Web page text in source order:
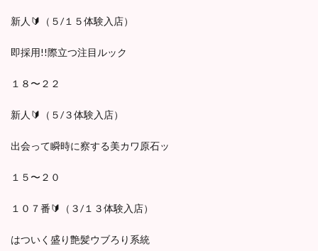
新人🔰（５/１５体験入店）
即採用!!際立つ注目ルック
１８〜２２
新人🔰（５/３体験入店）
出会って瞬時に察する美カワ原石ッ
１５〜２０
１０７番🔰（３/１３体験入店）
はついく盛り艶髪ウブろり系統